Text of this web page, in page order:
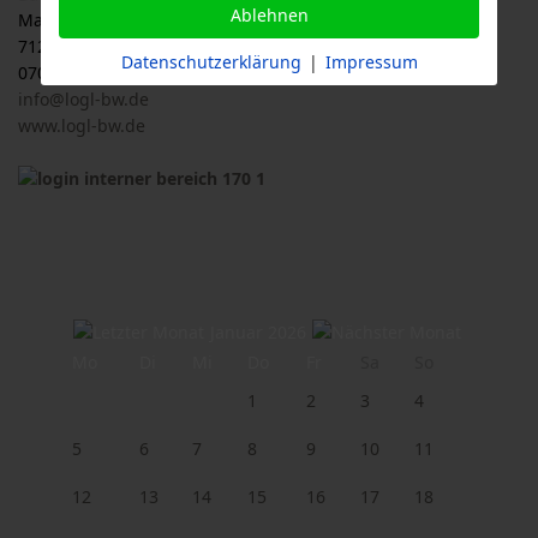
Malersbuckel 11
71263 Weil der Stadt
07033 / 69 23 902
info@logl-bw.de
www.logl-bw.de
1
2 3 4
5 6 7 8 9 10 11
12 13 14 15 16 17 18
Ablehnen
Datenschutzerklärung | Impressum